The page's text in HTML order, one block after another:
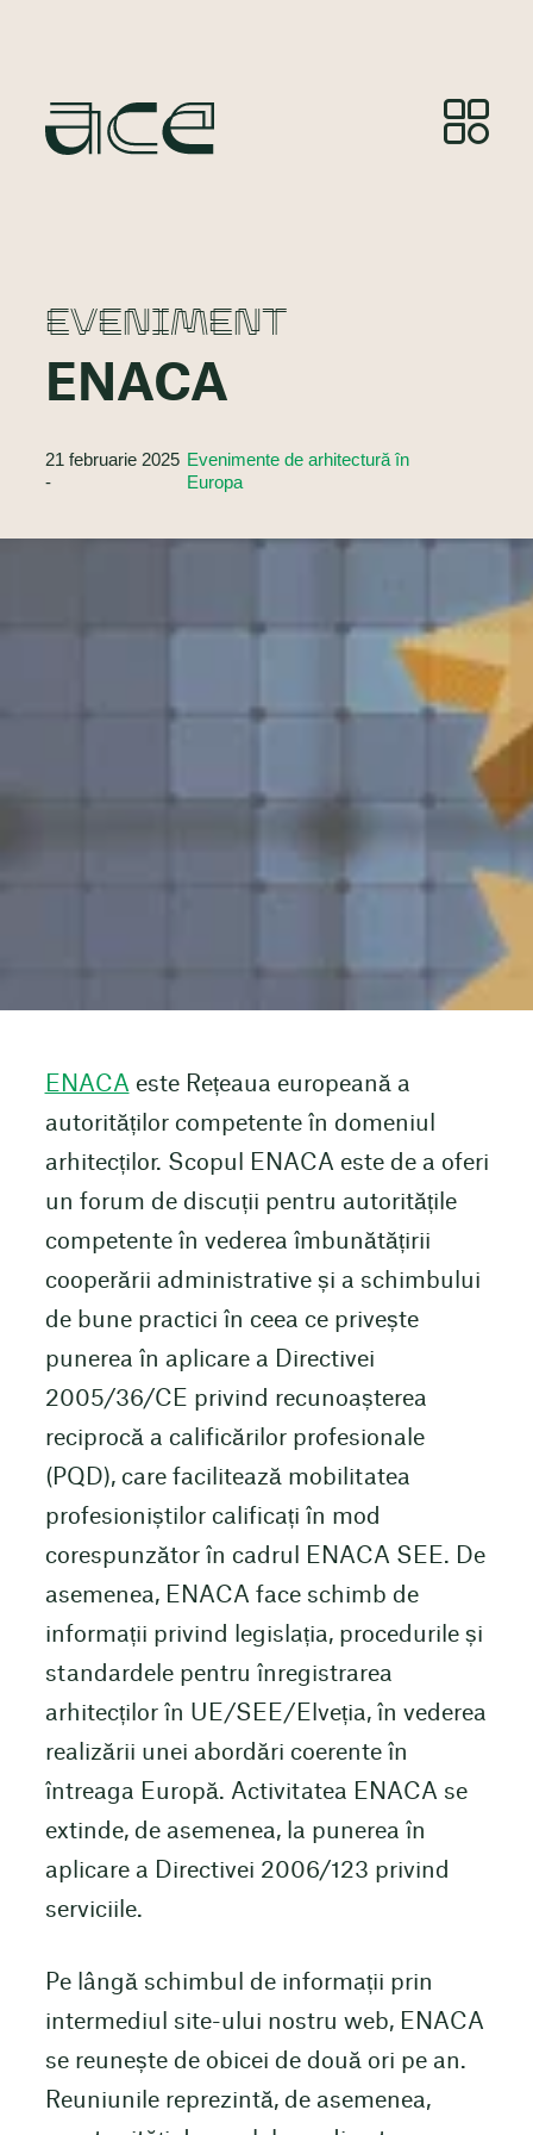
EVENIMENT
ENACA
21 februarie 2025
-
Evenimente de arhitectură în
Europa
ENACA este Rețeaua europeană a
autorităților competente în domeniul
arhitecților. Scopul ENACA este de a oferi
un forum de discuții pentru autoritățile
competente în vederea îmbunătățirii
cooperării administrative și a schimbului
de bune practici în ceea ce privește
punerea în aplicare a Directivei
2005/36/CE privind recunoașterea
reciprocă a calificărilor profesionale
(PQD), care facilitează mobilitatea
profesioniștilor calificați în mod
corespunzător în cadrul ENACA SEE. De
asemenea, ENACA face schimb de
informații privind legislația, procedurile și
standardele pentru înregistrarea
arhitecților în UE/SEE/Elveția, în vederea
realizării unei abordări coerente în
întreaga Europă. Activitatea ENACA se
extinde, de asemenea, la punerea în
aplicare a Directivei 2006/123 privind
serviciile.
Pe lângă schimbul de informații prin
intermediul site-ului nostru web, ENACA
se reunește de obicei de două ori pe an.
Reuniunile reprezintă, de asemenea,